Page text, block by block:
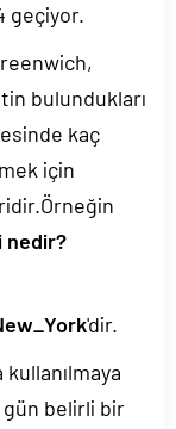
geçiyor.
bulundukları
kaç
için
nedir?
'dir.
kullanılmaya
gün belirli bir